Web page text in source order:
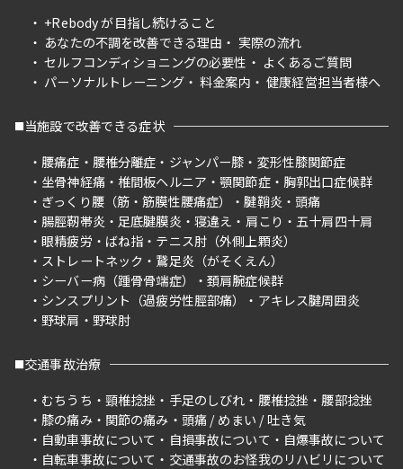
+Rebody が目指し続けること
あなたの不調を改善できる理由
実際の流れ
セルフコンディショニングの必要性
よくあるご質問
パーソナルトレーニング
料金案内 健康経営担当者様へ
当施設で改善できる症状
腰痛症
腰椎分離症 ジャンパー膝
変形性膝関節症
坐骨神経痛
椎間板ヘルニア 顎関節症
胸郭出口症候群
ぎっくり腰（筋・筋膜性腰痛症）
腱鞘炎
頭痛
腸脛靭帯炎
足底腱膜炎 寝違え 肩こり
五十肩四十肩
眼精疲労
ばね指
テニス肘（外側上顆炎）
ストレートネック
鵞足炎（がそくえん）
シーバー病（踵骨骨端症）
頚肩腕症候群
シンスプリント（過疲労性脛部痛）
アキレス腱周囲炎
野球肩
野球肘
交通事故治療
むちうち
頸椎捻挫 手足のしびれ 腰椎捻挫
腰部捻挫
膝の痛み
関節の痛み
頭痛 / めまい / 吐き気
自動車事故について
自損事故について
自爆事故について
自転車事故について
交通事故のお怪我のリハビリについて